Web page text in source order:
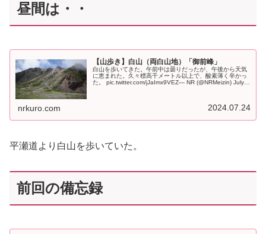
昼間は・・
【山歩き】白山（両白山地）「御前峰」
白山を歩いてきた。午前中は曇りだったが、午後から天気
に恵まれた。久々標高千メートル以上で、酸素薄く辛かっ
た。 pic.twitter.com/jJaImx9VEZ— NR (@NRMeizin) July
nrkuro.com 2024.07.24
平瀬道より白山を歩いていた。
前回の備忘録